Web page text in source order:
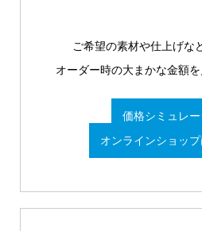
ご希望の素材や仕上げな
オーダー時の大まかな金額
価格シミュレ
オンラインショップ